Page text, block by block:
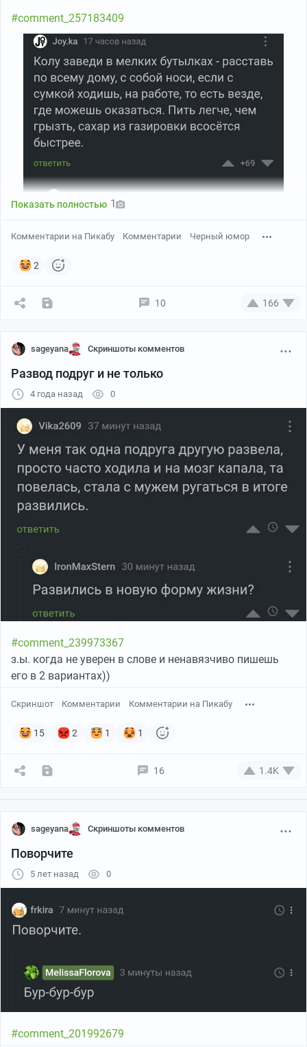
#comment_257183409
Показать полностью 1
Комментарии на Пикабу Комментарии Черный юмор
2
10 166
sageyana Скриншоты комментов
Развод подруг и не только
4 года назад 0
#comment_239973367
з.ы. когда не уверен в слове и ненавязчиво пишешь
его в 2 вариантах))
Скриншот Комментарии Комментарии на Пикабу
15 2 1 1
16 1.4K
sageyana Скриншоты комментов
Поворчите
5 лет назад 0
#comment_201992679